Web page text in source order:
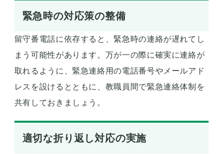
緊急時の対応策の整備
留守番電話に依存すると、緊急時の連絡が遅れてし
まう可能性があります。万が一の際に確実に連絡が
取れるように、緊急連絡用の電話番号やメールアド
レスを設けるとともに、教職員間で緊急連絡体制を
共有しておきましょう。
適切な折り返し対応の実施